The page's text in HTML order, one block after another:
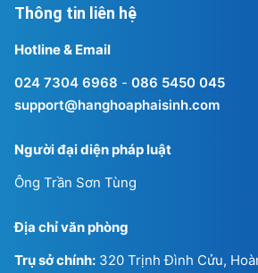
Thông tin liên hệ
Hotline & Email
024 7304 6968 - 086 5450 045
support@hanghoaphaisinh.com
Người đại diện pháp luật
Ông Trần Sơn Tùng
Địa chỉ văn phòng
Trụ sở chính: 320 Trịnh Đình Cửu,